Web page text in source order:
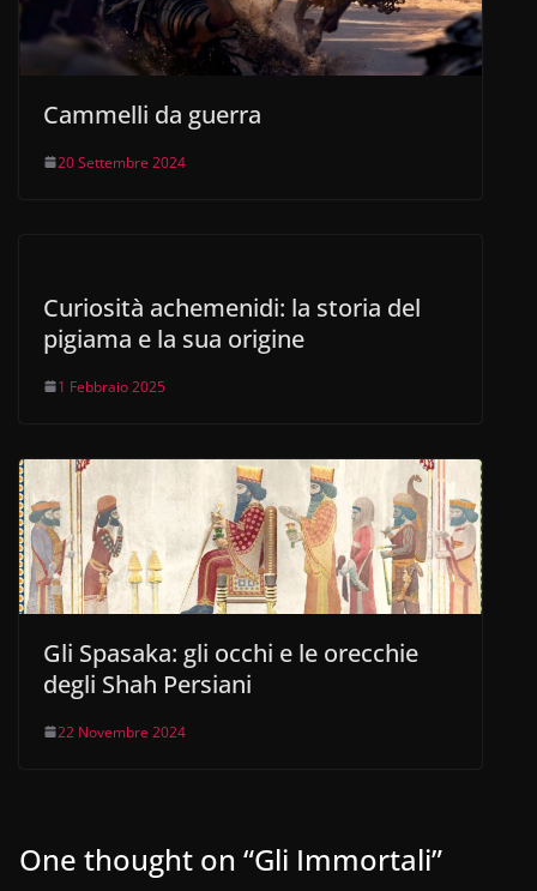
Cammelli da guerra
20 Settembre 2024
Curiosità achemenidi: la storia del
pigiama e la sua origine
1 Febbraio 2025
Gli Spasaka: gli occhi e le orecchie
degli Shah Persiani
22 Novembre 2024
One thought on “Gli Immortali”